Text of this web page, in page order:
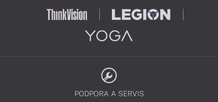
PODPORA A SERVIS